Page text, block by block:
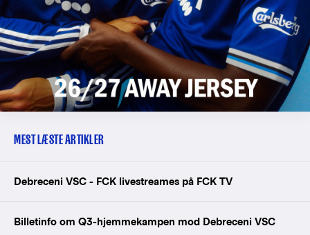
MEST LÆSTE ARTIKLER
Debreceni VSC - FCK livestreames på FCK TV
Billetinfo om Q3-hjemmekampen mod Debreceni VSC